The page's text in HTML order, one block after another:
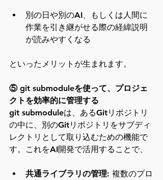
別の日や別のAI、もしくは人間に
作業を引き継がせる際の経緯説明
が読みやすくなる
といったメリットが生まれます。
⑤ git submoduleを使って、プロジェ
クトを効率的に管理する
git submoduleは、あるGitリポジトリ
の中に、別のGitリポジトリをサブディ
レクトリとして取り込むための機能で
す。これをAI開発で活用することで、
共通ライブラリの管理: 複数のプロ